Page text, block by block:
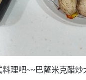
料理吧~~巴薩米克醋炒